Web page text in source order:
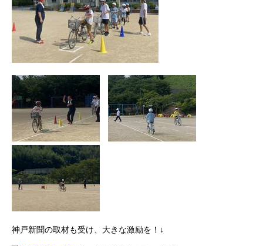
神戸新聞の取材も受け、大きな激励を！↓